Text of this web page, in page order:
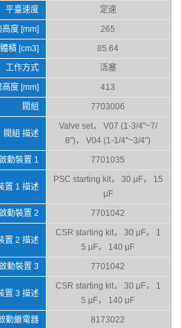
平臺速度
定速
度 [mm]
265
積 [cm3]
85.64
工作方式
活塞
高度 [mm]
413
閥組
7703006
閥組 描述
Valve set， V07 (1-3/4"~7/
8")， V04 (1-1/4"~3/4")
動裝置 1
7701035
置 1 描述
PSC starting kit， 30 μF， 15
μF
動裝置 2
7701042
置 2 描述
CSR starting kit， 30 μF， 1
5 μF， 140 μF
動裝置 3
7701042
置 3 描述
CSR starting kit， 30 μF， 1
5 μF， 140 μF
動繼電器
8173022